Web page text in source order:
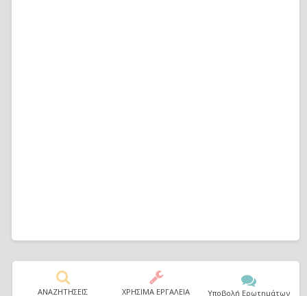
ΑΝΑΖΗΤΗΣΕΙΣ ΧΡΗΣΙΜΑ ΕΡΓΑΛΕΙΑ Υποβολή Ερωτημάτων